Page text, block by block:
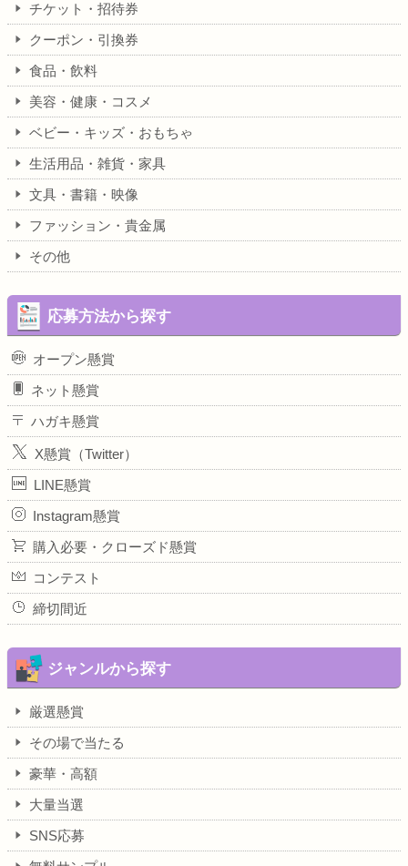
チケット・招待券
クーポン・引換券
食品・飲料
美容・健康・コスメ
ベビー・キッズ・おもちゃ
生活用品・雑貨・家具
文具・書籍・映像
ファッション・貴金属
その他
応募方法から探す
オープン懸賞
ネット懸賞
ハガキ懸賞
X懸賞（Twitter）
LINE懸賞
Instagram懸賞
購入必要・クローズド懸賞
コンテスト
締切間近
ジャンルから探す
厳選懸賞
その場で当たる
豪華・高額
大量当選
SNS応募